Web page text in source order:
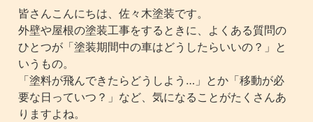
皆さんこんにちは、佐々木塗装です。
外壁や屋根の塗装工事をするときに、よくある質問の
ひとつが「塗装期間中の車はどうしたらいいの？」と
いうもの。
「塗料が飛んできたらどうしよう…」とか「移動が必
要な日っていつ？」など、気になることがたくさんあ
りますよね。